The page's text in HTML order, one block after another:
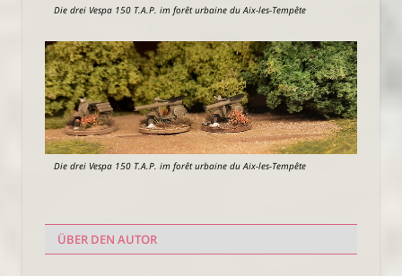
Die drei Vespa 150 T.A.P. im forêt urbaine du Aix-les-Tempête
Die drei Vespa 150 T.A.P. im forêt urbaine du Aix-les-Tempête
ÜBER DEN AUTOR